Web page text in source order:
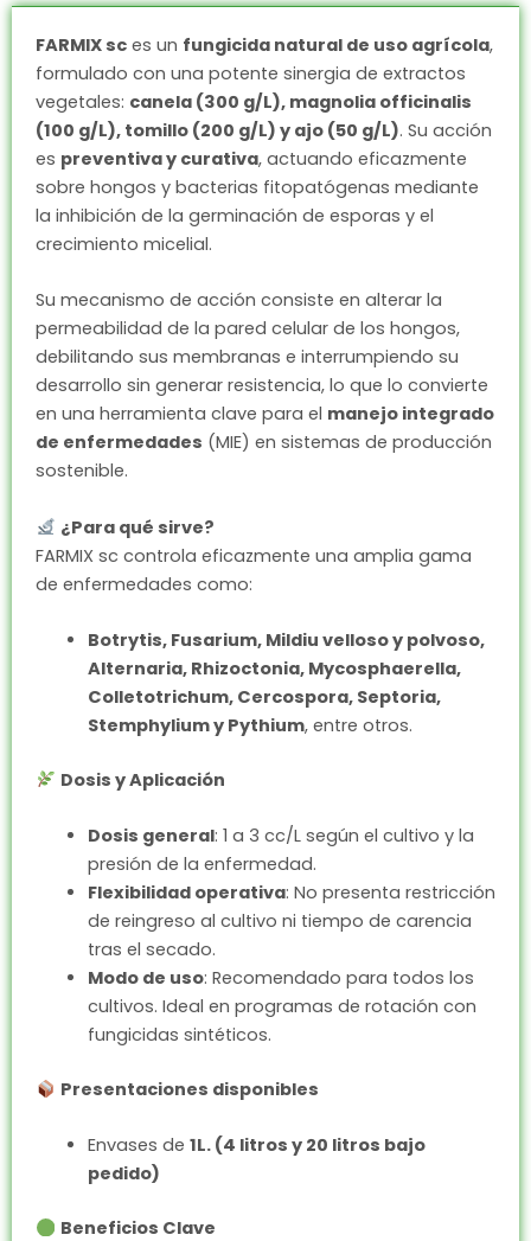
FARMIX sc es un fungicida natural de uso agrícola,
formulado con una potente sinergia de extractos
vegetales: canela (300 g/L), magnolia officinalis
(100 g/L), tomillo (200 g/L) y ajo (50 g/L). Su acción
es preventiva y curativa, actuando eficazmente
sobre hongos y bacterias fitopatógenas mediante
la inhibición de la germinación de esporas y el
crecimiento micelial.
Su mecanismo de acción consiste en alterar la
permeabilidad de la pared celular de los hongos,
debilitando sus membranas e interrumpiendo su
desarrollo sin generar resistencia, lo que lo convierte
en una herramienta clave para el manejo integrado
de enfermedades (MIE) en sistemas de producción
sostenible.
¿Para qué sirve?
FARMIX sc controla eficazmente una amplia gama
de enfermedades como:
Botrytis, Fusarium, Mildiu velloso y polvoso,
Alternaria, Rhizoctonia, Mycosphaerella,
Colletotrichum, Cercospora, Septoria,
Stemphylium y Pythium, entre otros.
Dosis y Aplicación
Dosis general: 1 a 3 cc/L según el cultivo y la
presión de la enfermedad.
Flexibilidad operativa: No presenta restricción
de reingreso al cultivo ni tiempo de carencia
tras el secado.
Modo de uso: Recomendado para todos los
cultivos. Ideal en programas de rotación con
fungicidas sintéticos.
Presentaciones disponibles
Envases de 1L. (4 litros y 20 litros bajo
pedido)
Beneficios Clave